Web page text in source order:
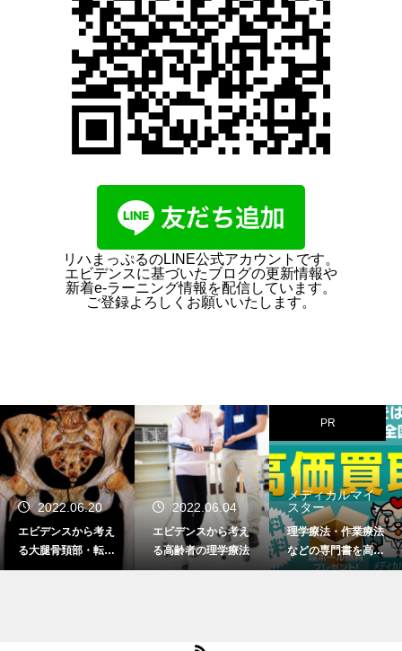
リハまっぷるのLINE公式アカウントです。
エビデンスに基づいたブログの更新情報や
新着e-ラーニング情報を配信しています。
ご登録よろしくお願いいたします。
2022.06.20
エビデンスから考え
る大腿骨頚部・転子
部骨折の理学療法
2022.06.04
エビデンスから考え
る高齢者の理学療法
PR
メディカルマイ
スター
理学療法・作業療法
などの専門書を高価
買取！